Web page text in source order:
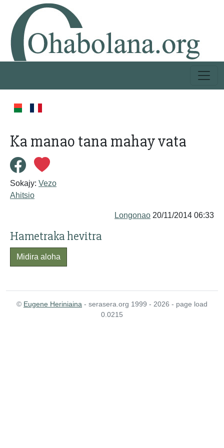
Ka manao tana mahay vata
Sokajy: Vezo
Ahitsio
Longonao 20/11/2014 06:33
Hametraka hevitra
Midira aloha
© Eugene Heriniaina - serasera.org 1999 - 2026 - page load
0.0215